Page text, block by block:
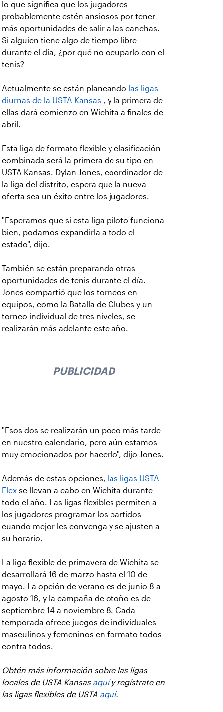
lo que significa que los jugadores
probablemente estén ansiosos por tener
más oportunidades de salir a las canchas.
Si alguien tiene algo de tiempo libre
durante el día, ¿por qué no ocuparlo con el
tenis?
Actualmente se están planeando las ligas
diurnas de la USTA Kansas , y la primera de
ellas dará comienzo en Wichita a finales de
abril.
Esta liga de formato flexible y clasificación
combinada será la primera de su tipo en
USTA Kansas. Dylan Jones, coordinador de
la liga del distrito, espera que la nueva
oferta sea un éxito entre los jugadores.
"Esperamos que si esta liga piloto funciona
bien, podamos expandirla a todo el
estado", dijo.
También se están preparando otras
oportunidades de tenis durante el día.
Jones compartió que los torneos en
equipos, como la Batalla de Clubes y un
torneo individual de tres niveles, se
realizarán más adelante este año.
PUBLICIDAD
"Esos dos se realizarán un poco más tarde
en nuestro calendario, pero aún estamos
muy emocionados por hacerlo", dijo Jones.
Además de estas opciones, las ligas USTA
Flex se llevan a cabo en Wichita durante
todo el año. Las ligas flexibles permiten a
los jugadores programar los partidos
cuando mejor les convenga y se ajusten a
su horario.
La liga flexible de primavera de Wichita se
desarrollará 16 de marzo hasta el 10 de
mayo. La opción de verano es de junio 8 a
agosto 16, y la campaña de otoño es de
septiembre 14 a noviembre 8. Cada
temporada ofrece juegos de individuales
masculinos y femeninos en formato todos
contra todos.
Obtén más información sobre las ligas
locales de USTA Kansas aquíy regístrate en
las ligas flexibles de USTA aquí.